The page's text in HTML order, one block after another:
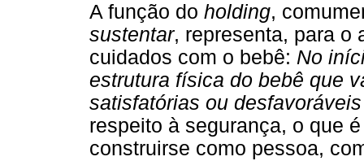
A função do holding,
sustentar, representa, para o
cuidados com o bebê: No
estrutura física do bebê que
satisfatórias ou
respeito à segurança, o que
construirse como pessoa,